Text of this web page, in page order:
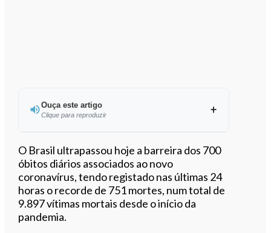
Ouça este artigo
Clique para reproduzir
Ouvir este artigo
O Brasil ultrapassou hoje a barreira dos 700
óbitos diários associados ao novo
coronavírus, tendo registado nas últimas 24
horas o recorde de 751 mortes, num total de
9.897 vítimas mortais desde o início da
pandemia.